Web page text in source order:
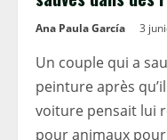
Ana Paula García 3
Un couple qui a
peinture après
voiture pensait lui
pour animaux